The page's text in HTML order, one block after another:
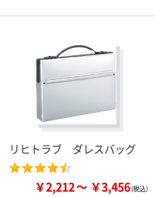
リヒトラブ ダレスバッグ
￥2,212 ￥3,456